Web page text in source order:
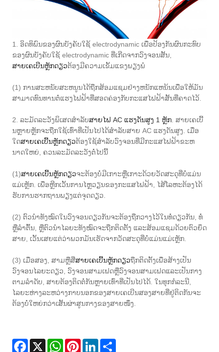
1. ອິດທິພົນຂອງຜົນບັງຄັບໃຊ້ electrodynamic ເພື່ອປ້ອງກັນຜົນກະທົບ
ຂອງຜົນບັງຄັບໃຊ້ electrodynamic ທີ່ເກີດຈາກວົງຈອນສັ້ນ,
ສາຍເຄເບີນຫຼັກດຽວຕ້ອງມີຄວາມເຂັ້ມແຂງພຽງພໍ
(1) ການສະຫນັບສະຫນູນໄດ້ຖືກສ້ອມແຊມຢ່າງຫນັກແຫນ້ນເພື່ອໃຫ້ມັນ
ສາມາດທົນທານຕໍ່ແຮງໄຟຟ້າທີ່ສອດຄ່ອງກັບກະແສໄຟຟ້າສັ້ນທີ່ຄາດໄວ້.
2. ລະມັດລະວັງພິເສດສໍາລັບສາຍໄຟ AC ແຮງດັນສູງ 1 ຫຼັກ . ສາຍເຄເບີ້
ນຫຼາຍຫຼັກຈະຖືກໃຊ້ເທົ່າທີ່ເປັນໄປໄດ້ສໍາລັບສາຍ AC ແຮງດັນສູງ. ເມື່ອ​
ໃດ​ສາຍເຄເບີ້ນຫຼັກດຽວຕ້ອງໃຊ້ສໍາລັບວົງຈອນທີ່ມີກະແສໄຟຟ້າຂະຫ
ນາດໃຫຍ່, ຄວນລະມັດລະວັງຕໍ່ໄປນີ້
(1)ສາຍເຄເບີ້ນຫຼັກດຽວຈະຕ້ອງບໍ່ມີເກາະຫຼືເກາະດ້ວຍວັດສະດຸທີ່ບໍ່ແມ່ນ
ແມ່ເຫຼັກ. ເພື່ອຫຼີກເວັ້ນການໄຫຼວຽນຂອງກະແສໄຟຟ້າ, ໄສ້ໂລຫະຕ້ອງໄດ້
ຮັບການຮາກຖານພຽງແຕ່ຈຸດດຽວ.
(2) ຕົວນໍາທັງໝົດໃນວົງຈອນດຽວກັນຈະຕ້ອງຖືກວາງໄວ້ໃນທໍ່ດຽວກັນ, ທໍ່
ຫຼືລໍາຕົ້ນ, ຫຼືຕົວນໍາໄລຍະທັງໝົດຈະຖືກຕິດຕັ້ງ ແລະສ້ອມແຊມດ້ວຍຕົວຍຶດ
ສາຍ, ເວັ້ນເສຍແຕ່ວ່າພວກມັນເຮັດຈາກວັດສະດຸທີ່ບໍ່ແມ່ນແມ່ເຫຼັກ.
(3) ເມື່ອສອງ, ສາມຫຼືສີ່ສາຍເຄເບີ້ນຫຼັກດຽວຖືກຕິດຕັ້ງເພື່ອສ້າງເປັນ
ວົງຈອນໄລຍະດຽວ, ວົງຈອນສາມເຟດຫຼືວົງຈອນສາມເຟດແລະເປັນກາງ
ຕາມລໍາດັບ, ສາຍຕ້ອງຕິດຕໍ່ກັນຫຼາຍເທົ່າທີ່ເປັນໄປໄດ້. ໃນທຸກກໍລະນີ,
ໄລຍະຫ່າງລະຫວ່າງກາບນອກຂອງສາຍເຄເບີນສອງສາຍທີ່ຢູ່ຕິດກັນຈະ
ຕ້ອງບໍ່ໃຫຍ່ກວ່າເສັ້ນຜ່າສູນກາງຂອງສາຍໜຶ່ງ.
Facebook
X WhatsAppPinterestLinkedIn